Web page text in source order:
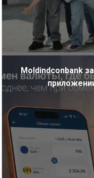
Moldindconbank